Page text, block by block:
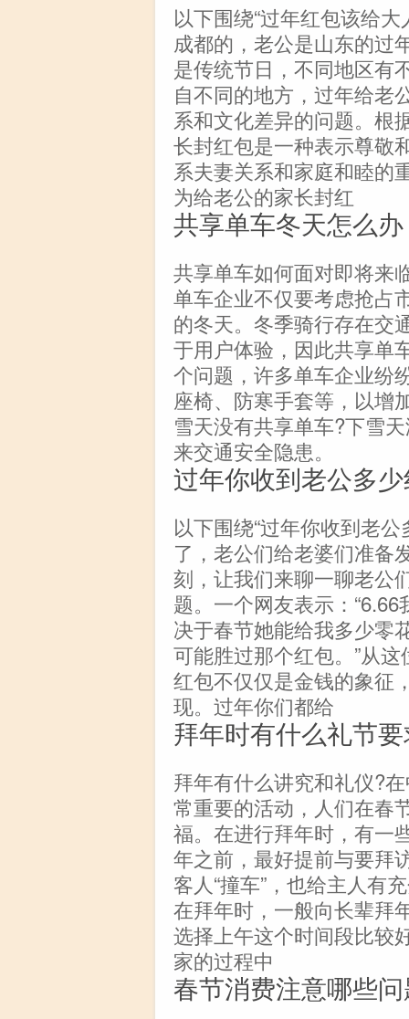
以下围绕“过年红包该给
成都的，老公是山东的过
是传统节日，不同地区有
自不同的地方，过年给老
系和文化差异的问题。根
长封红包是一种表示尊敬
系夫妻关系和家庭和睦的
为给老公的家长封红
共享单车冬天怎么办
共享单车如何面对即将来
单车企业不仅要考虑抢占
的冬天。冬季骑行存在交
于用户体验，因此共享单
个问题，许多单车企业纷
座椅、防寒手套等，以增
雪天没有共享单车?下雪
来交通安全隐患。
过年你收到老公多
以下围绕“过年你收到老
了，老公们给老婆们准备
刻，让我们来聊一聊老公
题。一个网友表示：
决于春节她能给我多少零
可能胜过那个红包。”从
红包不仅仅是金钱的象征
现。过年你们都给
拜年时有什么礼节
拜年有什么讲究和礼仪?
常重要的活动，人们在春
福。在进行拜年时，有一
年之前，最好提前与要拜
客人“撞车”，也给主人有
在拜年时，一般向长辈拜
选择上午这个时间段比较
家的过程中
春节消费注意哪些